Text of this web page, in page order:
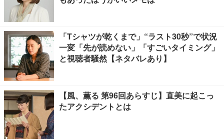
「Tシャツが乾くまで」“ラスト30秒”で状況
一変「先が読めない」「すごいタイミング」
と視聴者騒然【ネタバレあり】
【風、薫る 第96回あらすじ】直美に起こっ
たアクシデントとは